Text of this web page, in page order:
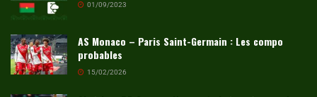
01/09/2023
AS Monaco – Paris Saint-Germain : Les compo
probables
15/02/2026